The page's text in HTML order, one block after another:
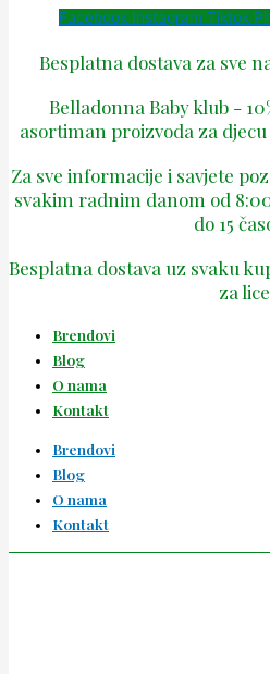
Facebook Instagram Tiktok
Besplatna dostava za sve
Belladonna Baby klub -
asortiman proizvoda za
Za sve informacije i savjete
svakim radnim danom od
do 15
Besplatna dostava uz svaku
za lice
Brendovi
Blog
O nama
Kontakt
Brendovi
Blog
O nama
Kontakt